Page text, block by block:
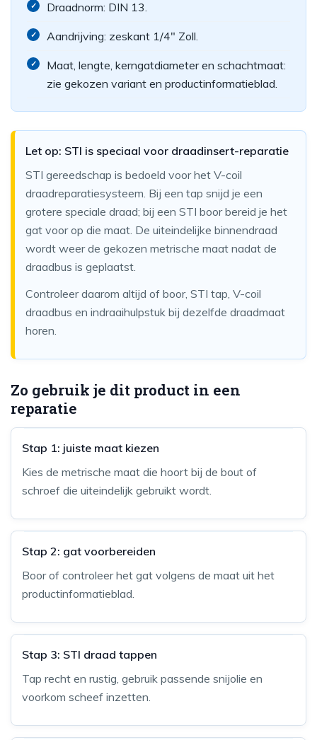
Draadnorm: DIN 13.
Aandrijving: zeskant 1/4" Zoll.
Maat, lengte, kerngatdiameter en schachtmaat:
zie gekozen variant en productinformatieblad.
Let op: STI is speciaal voor draadinsert-reparatie
STI gereedschap is bedoeld voor het V-coil
draadreparatiesysteem. Bij een tap snijd je een
grotere speciale draad; bij een STI boor bereid je het
gat voor op die maat. De uiteindelijke binnendraad
wordt weer de gekozen metrische maat nadat de
draadbus is geplaatst.
Controleer daarom altijd of boor, STI tap, V-coil
draadbus en indraaihulpstuk bij dezelfde draadmaat
horen.
Zo gebruik je dit product in een
reparatie
Stap 1: juiste maat kiezen
Kies de metrische maat die hoort bij de bout of
schroef die uiteindelijk gebruikt wordt.
Stap 2: gat voorbereiden
Boor of controleer het gat volgens de maat uit het
productinformatieblad.
Stap 3: STI draad tappen
Tap recht en rustig, gebruik passende snijolie en
voorkom scheef inzetten.